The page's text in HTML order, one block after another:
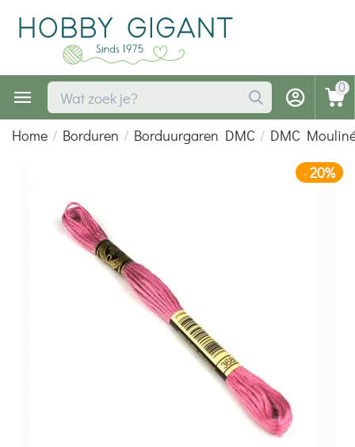
0
Home / Borduren / Borduurgaren DMC / DMC
-20%